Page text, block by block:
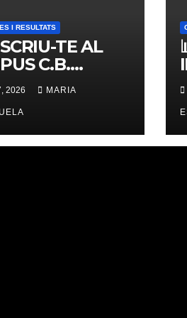
I RESULTATS
TE AL
C.B.
PLACES
2026 MARIA